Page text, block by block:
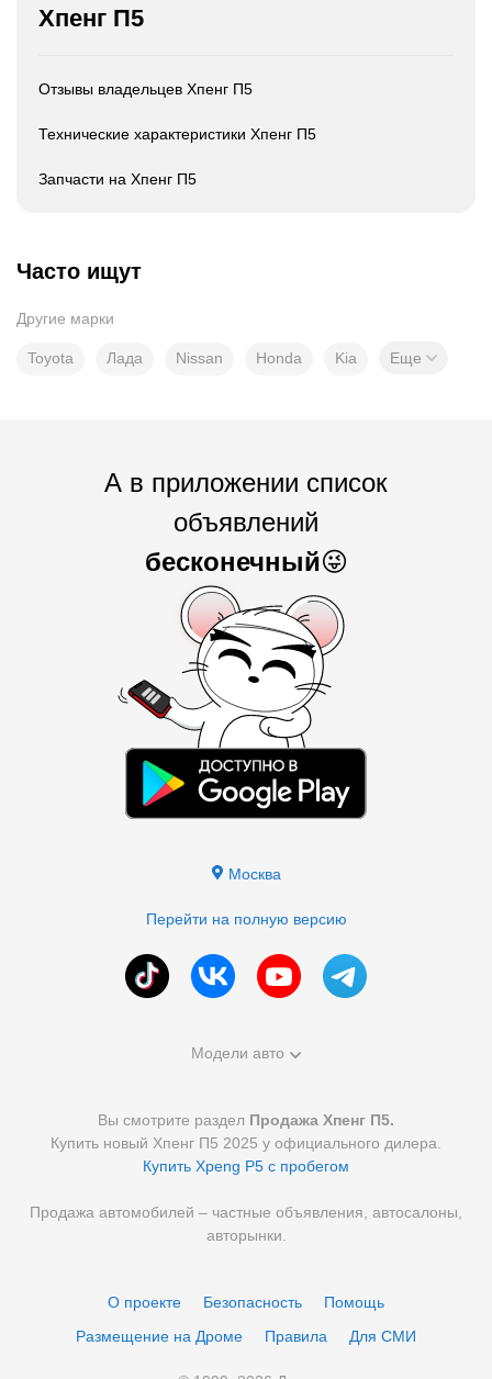
Хпенг П5
Отзывы владельцев Хпенг П5
Технические характеристики Хпенг П5
Запчасти на Хпенг П5
Часто ищут
Другие марки
Toyota Лада Nissan Honda Kia Еще
А в приложении список
объявлений
бесконечный😜
Москва
Перейти на полную версию
Модели авто
Вы смотрите раздел Продажа Хпенг П5.
Купить новый Хпенг П5 2025 у официального дилера.
Купить Xpeng P5 с пробегом
Продажа автомобилей – частные объявления, автосалоны,
авторынки.
О проекте Безопасность
Помощь
Размещение на Дроме
Правила Для СМИ